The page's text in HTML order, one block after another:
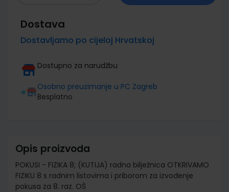
Dostava
Dostavljamo po cijeloj Hrvatskoj
Dostupno za narudžbu
Osobno preuzimanje u PC Zagreb
Besplatno
Opis proizvoda
POKUSI - FIZIKA 8; (KUTIJA) radna bilježnica OTKRIVAMO
FIZIKU 8 s radnim listovima i priborom za izvođenje
pokusa za 8. raz. OŠ